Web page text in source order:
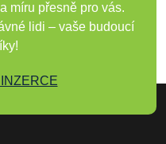
míru přesně pro vás.
lidi – vaše budoucí